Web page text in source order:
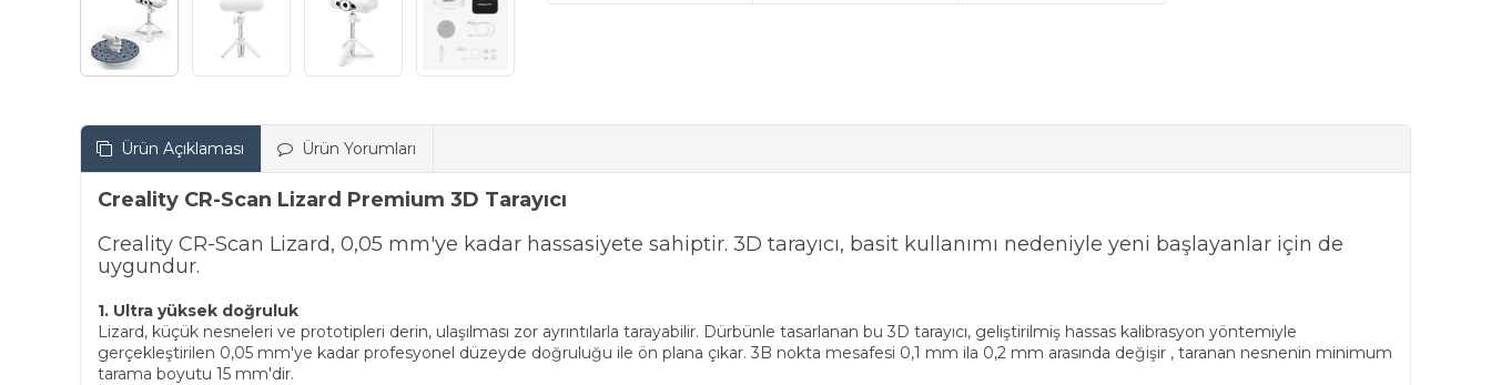
Ürün Açıklaması Ürün Yorumları
Creality CR-Scan Lizard Premium 3D Tarayıcı
Creality CR-Scan Lizard, 0,05 mm'ye kadar hassasiyete sahiptir. 3D tarayıcı, basit kullanımı nedeniyle yeni başlayanlar için de
uygundur.
1. Ultra yüksek doğruluk
Lizard, küçük nesneleri ve prototipleri derin, ulaşılması zor ayrıntılarla tarayabilir. Dürbünle tasarlanan bu 3D tarayıcı, geliştirilmiş hassas kalibrasyon yöntemiyle
gerçekleştirilen 0,05 mm'ye kadar profesyonel düzeyde doğruluğu ile ön plana çıkar. 3B nokta mesafesi 0,1 mm ila 0,2 mm arasında değişir , taranan nesnenin minimum
tarama boyutu 15 mm'dir.